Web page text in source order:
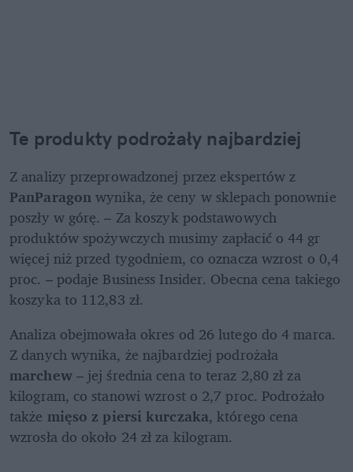
Te produkty podrożały najbardziej
PanParagon wynika, że ceny w sklepach ponownie
poszły w górę. – Za koszyk podstawowych
produktów spożywczych musimy zapłacić o 44 gr
więcej niż przed tygodniem, co oznacza wzrost o 0,4
proc. – podaje Business Insider. Obecna cena takiego
koszyka to 112,83 zł.
Analiza obejmowała okres od 26 lutego do 4 marca.
marchew – jej średnia cena to teraz 2,80 zł za
kilogram, co stanowi wzrost o 2,7 proc. Podrożało
także mięso z piersi kurczaka, którego cena
wzrosła do około 24 zł za kilogram.